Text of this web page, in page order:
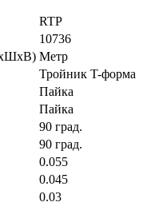
RTP
10736
Метр
Тройник T-форма
Пайка
Пайка
90 град.
90 град.
0.055
0.045
0.03